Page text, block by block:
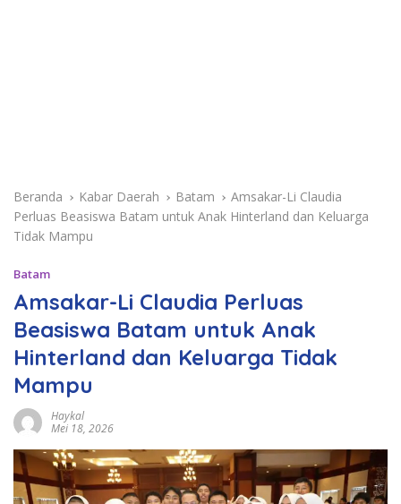
Beranda Kabar Daerah Batam
Amsakar-Li Claudia
Perluas Beasiswa Batam untuk Anak Hinterland dan Keluarga
Tidak Mampu
Batam
Amsakar-Li Claudia Perluas
Beasiswa Batam untuk Anak
Hinterland dan Keluarga Tidak
Mampu
Haykal
Mei 18, 2026